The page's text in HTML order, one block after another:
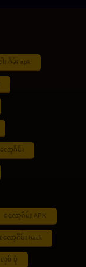
း ဂိမ်း apk
ော့ဂိမ်း
စလော့ဂိမ်း APK
စလော့ဂိမ်း hack
လုပ် ပုံ